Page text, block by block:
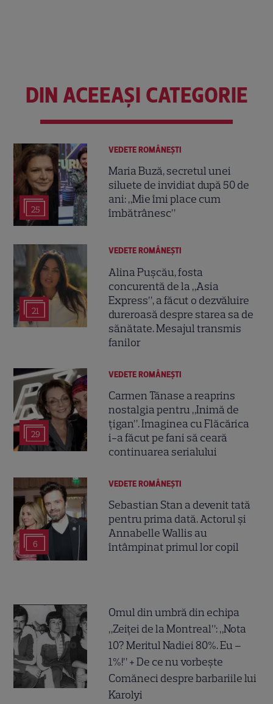
DIN ACEEAȘI CATEGORIE
25
VEDETE ROMÂNEŞTI
Maria Buză, secretul unei
siluete de invidiat după 50 de
ani: „Mie îmi place cum
îmbătrânesc”
21
VEDETE ROMÂNEŞTI
Alina Pușcău, fosta
concurentă de la „Asia
Express”, a făcut o dezvăluire
dureroasă despre starea sa de
sănătate. Mesajul transmis
fanilor
29
VEDETE ROMÂNEŞTI
Carmen Tănase a reaprins
nostalgia pentru „Inimă de
țigan”. Imaginea cu Flăcărica
i-a făcut pe fani să ceară
continuarea serialului
6
VEDETE ROMÂNEŞTI
Sebastian Stan a devenit tată
pentru prima dată. Actorul și
Annabelle Wallis au
întâmpinat primul lor copil
Omul din umbră din echipa
„Zeiței de la Montreal”: „Nota
10? Meritul Nadiei 80%. Eu –
1%!” + De ce nu vorbește
Comăneci despre barbariile lui
Karolyi